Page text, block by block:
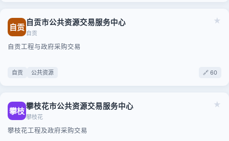
★
自贡 自贡市公共资源交易服务中心
自贡
自贡工程与政府采购交易
自贡 公共资源 🔗 60
★
攀枝攀枝花市公共资源交易服务中心
攀枝花
攀枝花工程及政府采购交易